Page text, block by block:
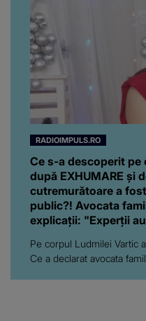
RADIOIMPULS.RO
Ce s-a descoperit
după EXHUMARE și
cutremurătoare a
public?! Avocata
explicații: "Experții
Pe corpul Ludmilei Vartic
Ce a declarat avocata